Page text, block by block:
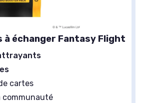
à échanger Fantasy Flight
cartes
communauté